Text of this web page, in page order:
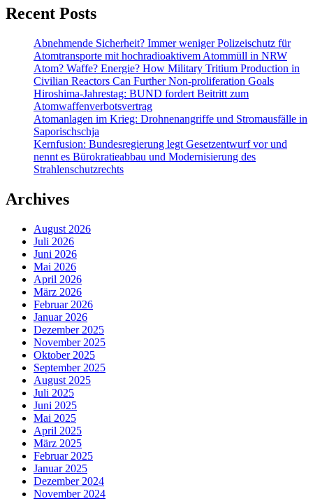
Recent Posts
Abnehmende Sicherheit? Immer weniger Polizeischutz für
Atomtransporte mit hochradioaktivem Atommüll in NRW
Atom? Waffe? Energie? How Military Tritium Production in
Civilian Reactors Can Further Non-proliferation Goals
Hiroshima-Jahrestag: BUND fordert Beitritt zum
Atomwaffenverbotsvertrag
Atomanlagen im Krieg: Drohnenangriffe und Stromausfälle in
Saporischschja
Kernfusion: Bundesregierung legt Gesetzentwurf vor und
nennt es Bürokratieabbau und Modernisierung des
Strahlenschutzrechts
Archives
August 2026
Juli 2026
Juni 2026
Mai 2026
April 2026
März 2026
Februar 2026
Januar 2026
Dezember 2025
November 2025
Oktober 2025
September 2025
August 2025
Juli 2025
Juni 2025
Mai 2025
April 2025
März 2025
Februar 2025
Januar 2025
Dezember 2024
November 2024